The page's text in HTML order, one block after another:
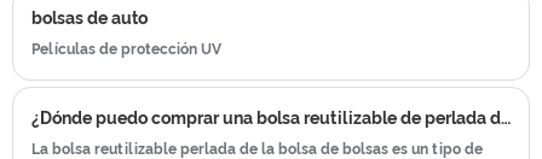
bolsas de auto
Películas de protección UV
¿Dónde puedo comprar una bolsa reutilizable de perlada de bolsas?
La bolsa reutilizable perlada de la bolsa de bolsas es un tipo de